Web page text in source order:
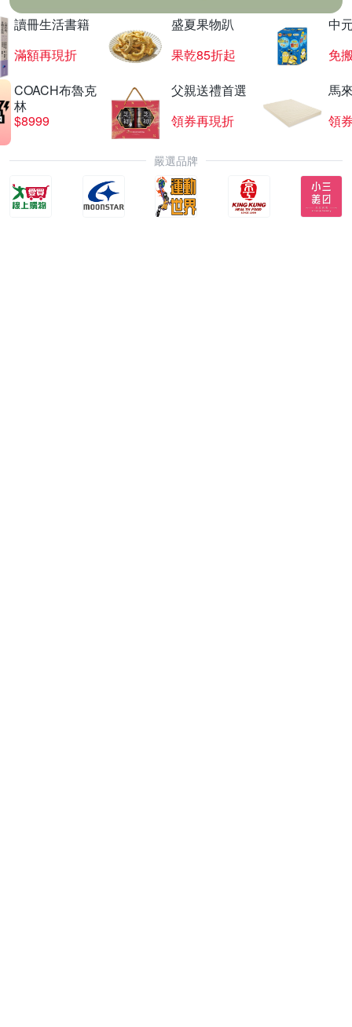
讀冊生活書籍
滿額再現折
盛夏果物趴
果乾85折起
中
免
COACH布魯克
林
$8999
父親送禮首選
領券再現折
馬
領
嚴選品牌